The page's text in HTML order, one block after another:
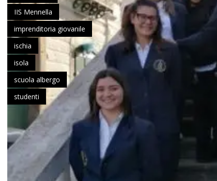
IIS Mennella
imprenditoria giovanile
ischia
isola
scuola albergo
studenti